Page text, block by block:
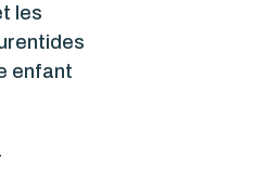
les
enfant